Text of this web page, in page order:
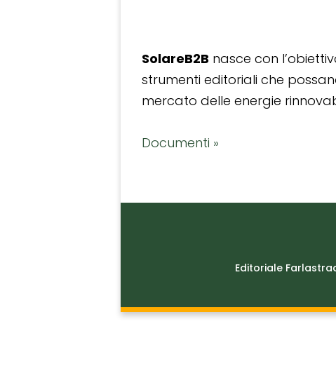
SolareB2B nasce con
strumenti editoriali che
mercato delle energie
Documenti »
Editoriale